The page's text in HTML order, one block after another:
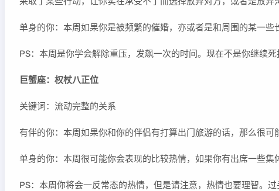
单身的你：本周如果你是被频繁的催婚，亦或者是和周围的某一
PS：本周是你学会解除重压，发飙一次的时间。现在不是你继续
巨蟹座：权杖八正位
关键词：流动完整的关系
有伴的你：本周如果你和你的伴侣有打算出门旅游的话，那么很
单身的你：本周很可能你会表现的比较热情，如果你有出席一些集
PS：本周你将会一反常态的热情，但是请注意，热情也要理智。过